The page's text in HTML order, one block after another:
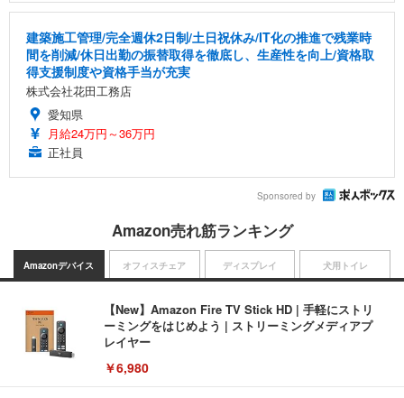
建築施工管理/完全週休2日制/土日祝休み/IT化の推進で残業時
間を削減/休日出勤の振替取得を徹底し、生産性を向上/資格取
得支援制度や資格手当が充実
株式会社花田工務店
愛知県
月給24万円～36万円
正社員
Sponsored by
Amazon売れ筋ランキング
Amazonデバイス
【New】Amazon Fire TV Stick HD | 手軽にストリ
ーミングをはじめよう | ストリーミングメディアプ
レイヤー
￥6,980
オフィスチェア ディスプレイ 犬用トイレ